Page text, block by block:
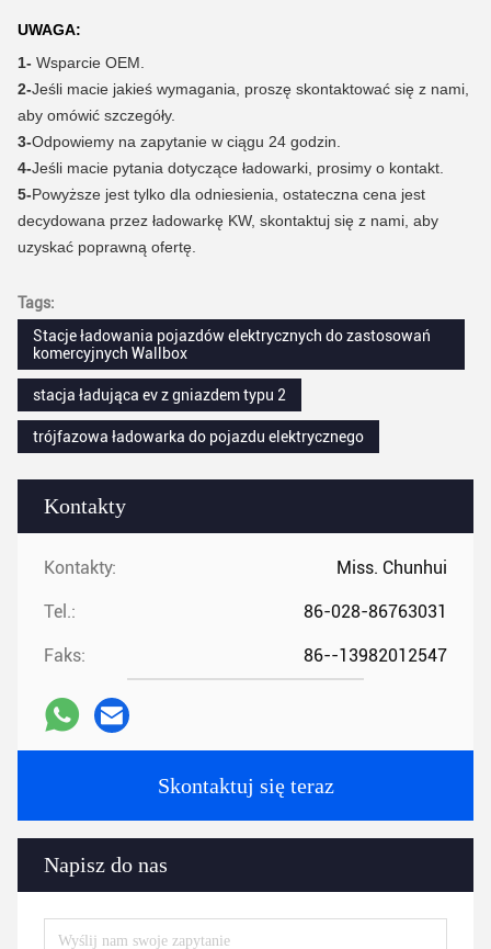
Kontakty
Kontakty: Miss. Chunhui
Tel.: 86-028-86763031
Faks: 86--13982012547
Skontaktuj się teraz
Napisz do nas
UWAGA:
1- Wsparcie OEM.
2-Jeśli macie jakieś wymagania, proszę skontaktować się z nami,
aby omówić szczegóły.
3-Odpowiemy na zapytanie w ciągu 24 godzin.
4-Jeśli macie pytania dotyczące ładowarki, prosimy o kontakt.
5-Powyższe jest tylko dla odniesienia, ostateczna cena jest
decydowana przez ładowarkę KW, skontaktuj się z nami, aby
uzyskać poprawną ofertę.
Tags:
Stacje ładowania pojazdów elektrycznych do zastosowań
komercyjnych Wallbox
stacja ładująca ev z gniazdem typu 2
trójfazowa ładowarka do pojazdu elektrycznego